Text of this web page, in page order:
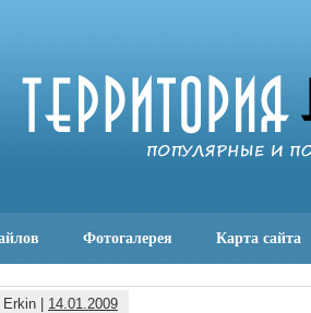
Фотогалерея Карта сайта
| 14.01.2009